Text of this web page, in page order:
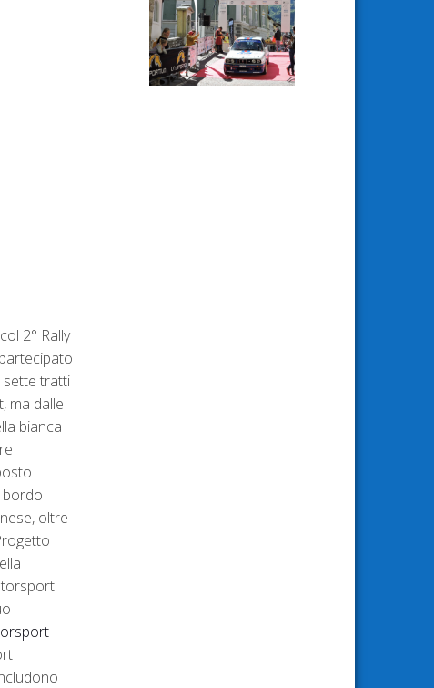
2° Rally
sette tratti
ma dalle
bianca
bordo
oltre